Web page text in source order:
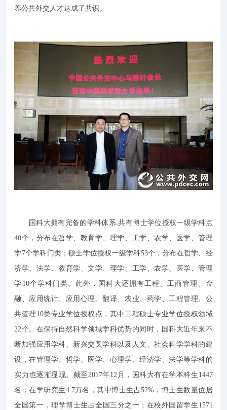
养公共外交人才达成了共识。
国科大拥有完备的学科体系,共有博士学位授权一级学科点
40个，分布在哲学、教育学、理学、工学、农学、医学、管理
学7个学科门类；硕士学位授权一级学科53个，分布在哲学、经
济学、法学、教育学、文学、理学、工学、农学、医学、管理
学10个学科门类。此外，国科大还拥有工程、工商管理、金
融、应用统计、应用心理、翻译、农业、药学、工程管理、公
共管理10类专业学位授权点，其中工程硕士专业学位授权领域
22个。在保持自然科学领域学科优势的同时，国科大近年来不
断加强应用学科、新兴交叉学科以及人文、社会科学学科的建
设，在管理学、哲学、医学、心理学、经济学、法学等学科的
实力也逐渐显现。截至2017年12月，国科大有在学本科生1447
名；在学研究生4.7万名，其中博士生占52%，博士生数量位居
全国第一，理学博士生占全国三分之一；在校外国留学生1571